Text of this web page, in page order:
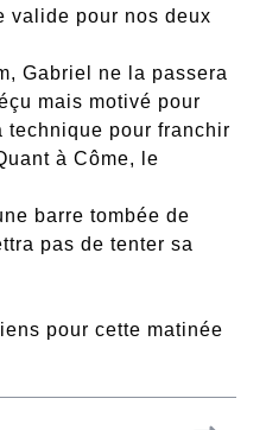
valide pour nos deux
Gabriel ne la passera
mais motivé pour
technique pour franchir
à Côme, le
barre tombée de
pas de tenter sa
pour cette matinée